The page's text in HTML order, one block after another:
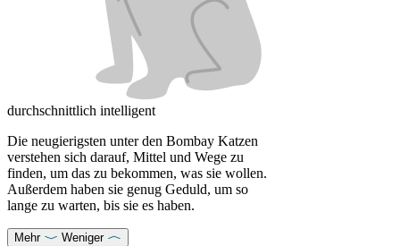
durchschnittlich intelligent
Die neugierigsten unter den Bombay Katzen
verstehen sich darauf, Mittel und Wege zu
finden, um das zu bekommen, was sie wollen.
Außerdem haben sie genug Geduld, um so
lange zu warten, bis sie es haben.
Mehr Weniger